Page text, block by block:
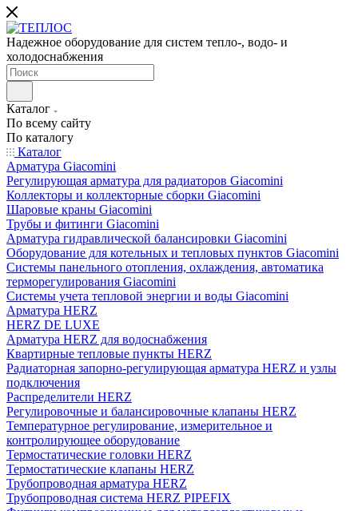
Надежное оборудование для систем тепло-, водо- и
холодоснабжения
Каталог
По всему сайту
По каталогу
Каталог
Арматура Giacomini
Регулирующая арматура для радиаторов Giacomini
Коллекторы и коллекторные сборки Giacomini
Шаровые краны Giacomini
Трубы и фитинги Giacomini
Арматура гидравлической балансировки Giacomini
Оборудование для котельных и тепловых пунктов Giacomini
Системы панельного отопления, охлаждения, автоматика
терморегулирования Giacomini
Системы учета тепловой энергии и воды Giacomini
Арматура HERZ
HERZ DE LUXE
Арматура HERZ для водоснабжения
Квартирные тепловые пункты HERZ
Радиаторная запорно-регулирующая арматура HERZ и узлы
подключения
Распределители HERZ
Регулировочные и балансировочные клапаны HERZ
Температурное регулирование, измерительное и
контролирующее оборудование
Термостатические головки HERZ
Термостатические клапаны HERZ
Трубопроводная арматура HERZ
Трубопроводная система HERZ PIPEFIX